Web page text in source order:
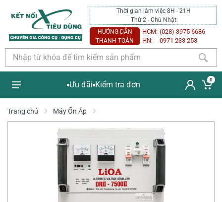
Thời gian làm việc 8H - 21H
Thứ 2 - Chủ Nhật
HƯỚNG DẪN
THANH TOÁN
HCM: (028) 3975 6686
HN:
0971 233 253
Ưu đãi Kiểm tra đơn
0
Trang chủ Máy Ổn Áp